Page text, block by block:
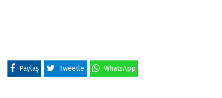
Paylaş Tweetle WhatsApp